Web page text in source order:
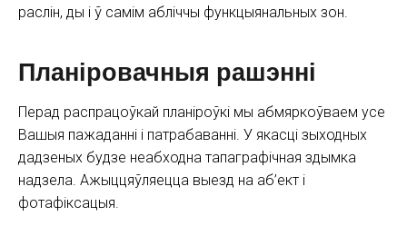
раслін, ды і ў самім абліччы функцыянальных зон.
Планіровачныя рашэнні
Перад распрацоўкай планіроўкі мы абмяркоўваем усе
Вашыя пажаданні і патрабаванні. У якасці зыходных
дадзеных будзе неабходна тапаграфічная здымка
надзела. Ажыццяўляецца выезд на аб’ект і
фотафіксацыя.